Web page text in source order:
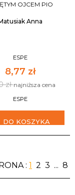
OJCEM PIO
Anna
ESPE
8,77 zł
złnajniższa cena
ESPE
DO KOSZYKA
: 1 2 3 ... 8